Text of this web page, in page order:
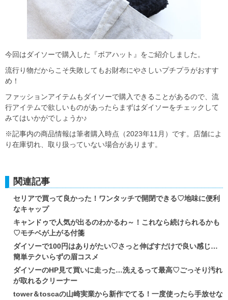
今回はダイソーで購入した『ボアハット』をご紹介しました。
流行り物だからこそ失敗してもお財布にやさしいプチプラがおすす
め！
ファッションアイテムもダイソーで購入できることがあるので、流
行アイテムで欲しいものがあったらまずはダイソーをチェックして
みてはいかがでしょうか♪
※記事内の商品情報は筆者購入時点（2023年11月）です。店舗によ
り在庫切れ、取り扱っていない場合があります。
関連記事
セリアで買って良かった！ワンタッチで開閉できる♡地味に便利
なキャップ
キャンドゥで人気が出るのわかるわ～！これなら続けられるかも
♡モチベが上がる付箋
ダイソーで100円はありがたい♡さっと伸ばすだけで良い感じ…
簡単テクいらずの眉コスメ
ダイソーのHP見て買いに走った…洗えるって最高♡ごっそり汚れ
が取れるクリーナー
tower＆toscaの山崎実業から新作でてる！一度使ったら手放せな